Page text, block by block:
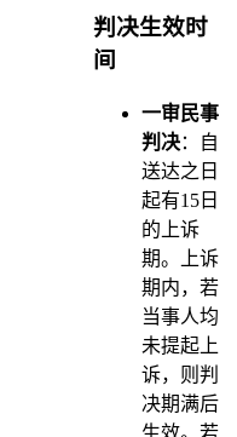
判决生效时
间
一审民事
判决：自
送达之日
起有15日
的上诉
期。上诉
期内，若
当事人均
未提起上
诉，则判
决期满后
生效。若